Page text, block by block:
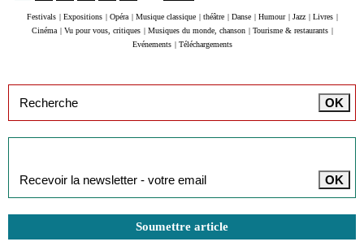
Festivals | Expositions | Opéra | Musique classique | théâtre | Danse | Humour | Jazz | Livres |
Cinéma | Vu pour vous, critiques | Musiques du monde, chanson | Tourisme & restaurants |
Evénements | Téléchargements
Soumettre article